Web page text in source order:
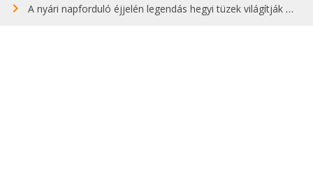
A nyári napforduló éjjelén legendás hegyi tüzek világítják meg Zugspitzét